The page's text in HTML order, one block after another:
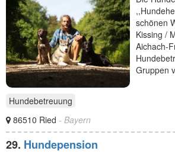
schönen
Kissing /
Aichach-
Gruppen
Hundebetreuung
86510 Ried - Bayern
29. Hundepension